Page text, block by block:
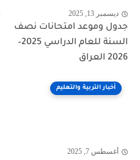
ديسمبر 13, 2025
جدول وموعد امتحانات نصف
السنة للعام الدراسي 2025–
2026 العراق
أخبار التربية والتعليم
أغسطس 7, 2025